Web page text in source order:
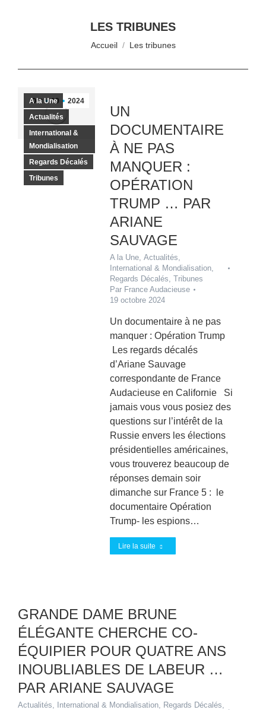
LES TRIBUNES
Vous êtes ici :
Accueil Les tribunes
Oct 19 2024
A la Une
Actualités
International &
Mondialisation
Regards Décalés
Tribunes
UN
DOCUMENTAIRE
À NE PAS
MANQUER :
OPÉRATION
TRUMP … PAR
ARIANE
SAUVAGE
A la Une,Actualités,
International & Mondialisation,
Regards Décalés,Tribunes
Par France Audacieuse
19 octobre 2024
Un documentaire à ne pas
manquer : Opération Trump
Les regards décalés
d’Ariane Sauvage
correspondante de France
Audacieuse en Californie Si
jamais vous vous posiez des
questions sur l’intérêt de la
Russie envers les élections
présidentielles américaines,
vous trouverez beaucoup de
réponses demain soir
dimanche sur France 5 : le
documentaire Opération
Trump- les espions…
Lire la suite
GRANDE DAME BRUNE
ÉLÉGANTE CHERCHE CO-
ÉQUIPIER POUR QUATRE ANS
INOUBLIABLES DE LABEUR …
PAR ARIANE SAUVAGE
Actualités, International & Mondialisation, Regards Décalés,